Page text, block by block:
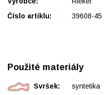
Číslo artiklu:
39608-45
Použité materiály
Svršek:
syntetika